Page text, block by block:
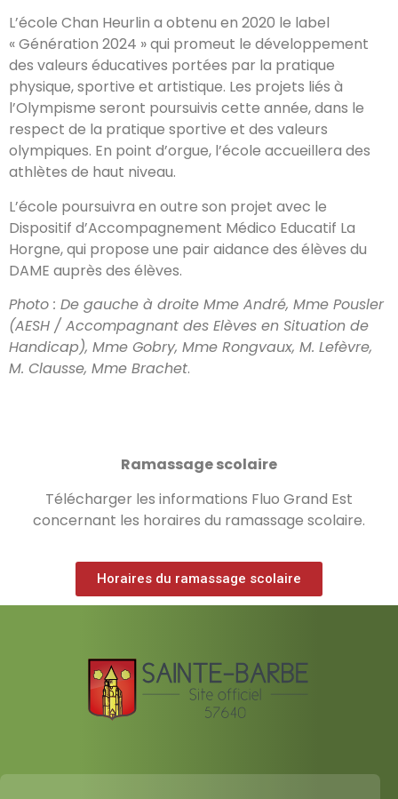
L’école Chan Heurlin a obtenu en 2020 le label
« Génération 2024 » qui promeut le développement
des valeurs éducatives portées par la pratique
physique, sportive et artistique. Les projets liés à
l’Olympisme seront poursuivis cette année, dans le
respect de la pratique sportive et des valeurs
olympiques. En point d’orgue, l’école accueillera des
athlètes de haut niveau.
L’école poursuivra en outre son projet avec le
Dispositif d’Accompagnement Médico Educatif La
Horgne, qui propose une pair aidance des élèves du
DAME auprès des élèves.
Photo : De gauche à droite Mme André, Mme Pousler
(AESH / Accompagnant des Elèves en Situation de
Handicap), Mme Gobry, Mme Rongvaux, M. Lefèvre,
M. Clausse, Mme Brachet.
Ramassage scolaire
Télécharger les informations Fluo Grand Est
concernant les horaires du ramassage scolaire.
Horaires du ramassage scolaire